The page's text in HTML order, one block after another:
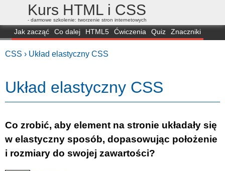
Kurs HTML i CSS
- darmowe szkolenie: tworzenie stron internetowych
Jak zacząć Co dalej HTML5 Ćwiczenia Quiz
Znaczniki
CSS › Układ elastyczny CSS
Układ elastyczny CSS
Co zrobić, aby element na stronie układały się
w elastyczny sposób, dopasowując położenie
i rozmiary do swojej zawartości?